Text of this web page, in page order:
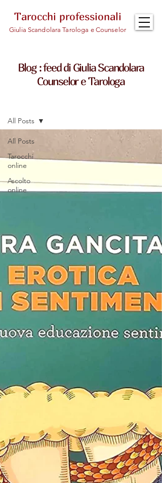
Tarocchi professionali
Giulia Scandolara Tarologa e Counselor
All Posts
Tarocchi
online
Ascolto
online
All Posts
Blog : feed di Giulia Scandolara
Counselor e Tarologa